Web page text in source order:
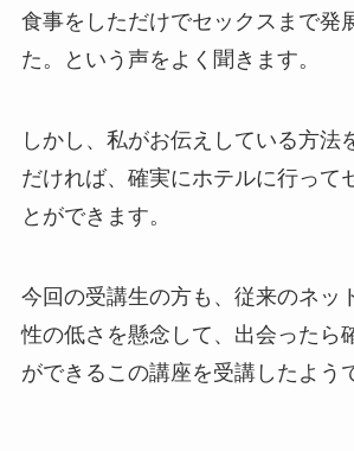
食事をしただけでセックスまで発
た。という声をよく聞きます。
しかし、私がお伝えしている方法
だければ、確実にホテルに行って
とができます。
今回の受講生の方も、従来のネッ
性の低さを懸念して、出会ったら
ができるこの講座を受講したよう